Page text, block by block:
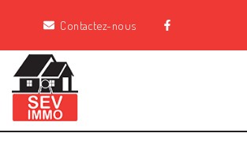
Contactez-nous